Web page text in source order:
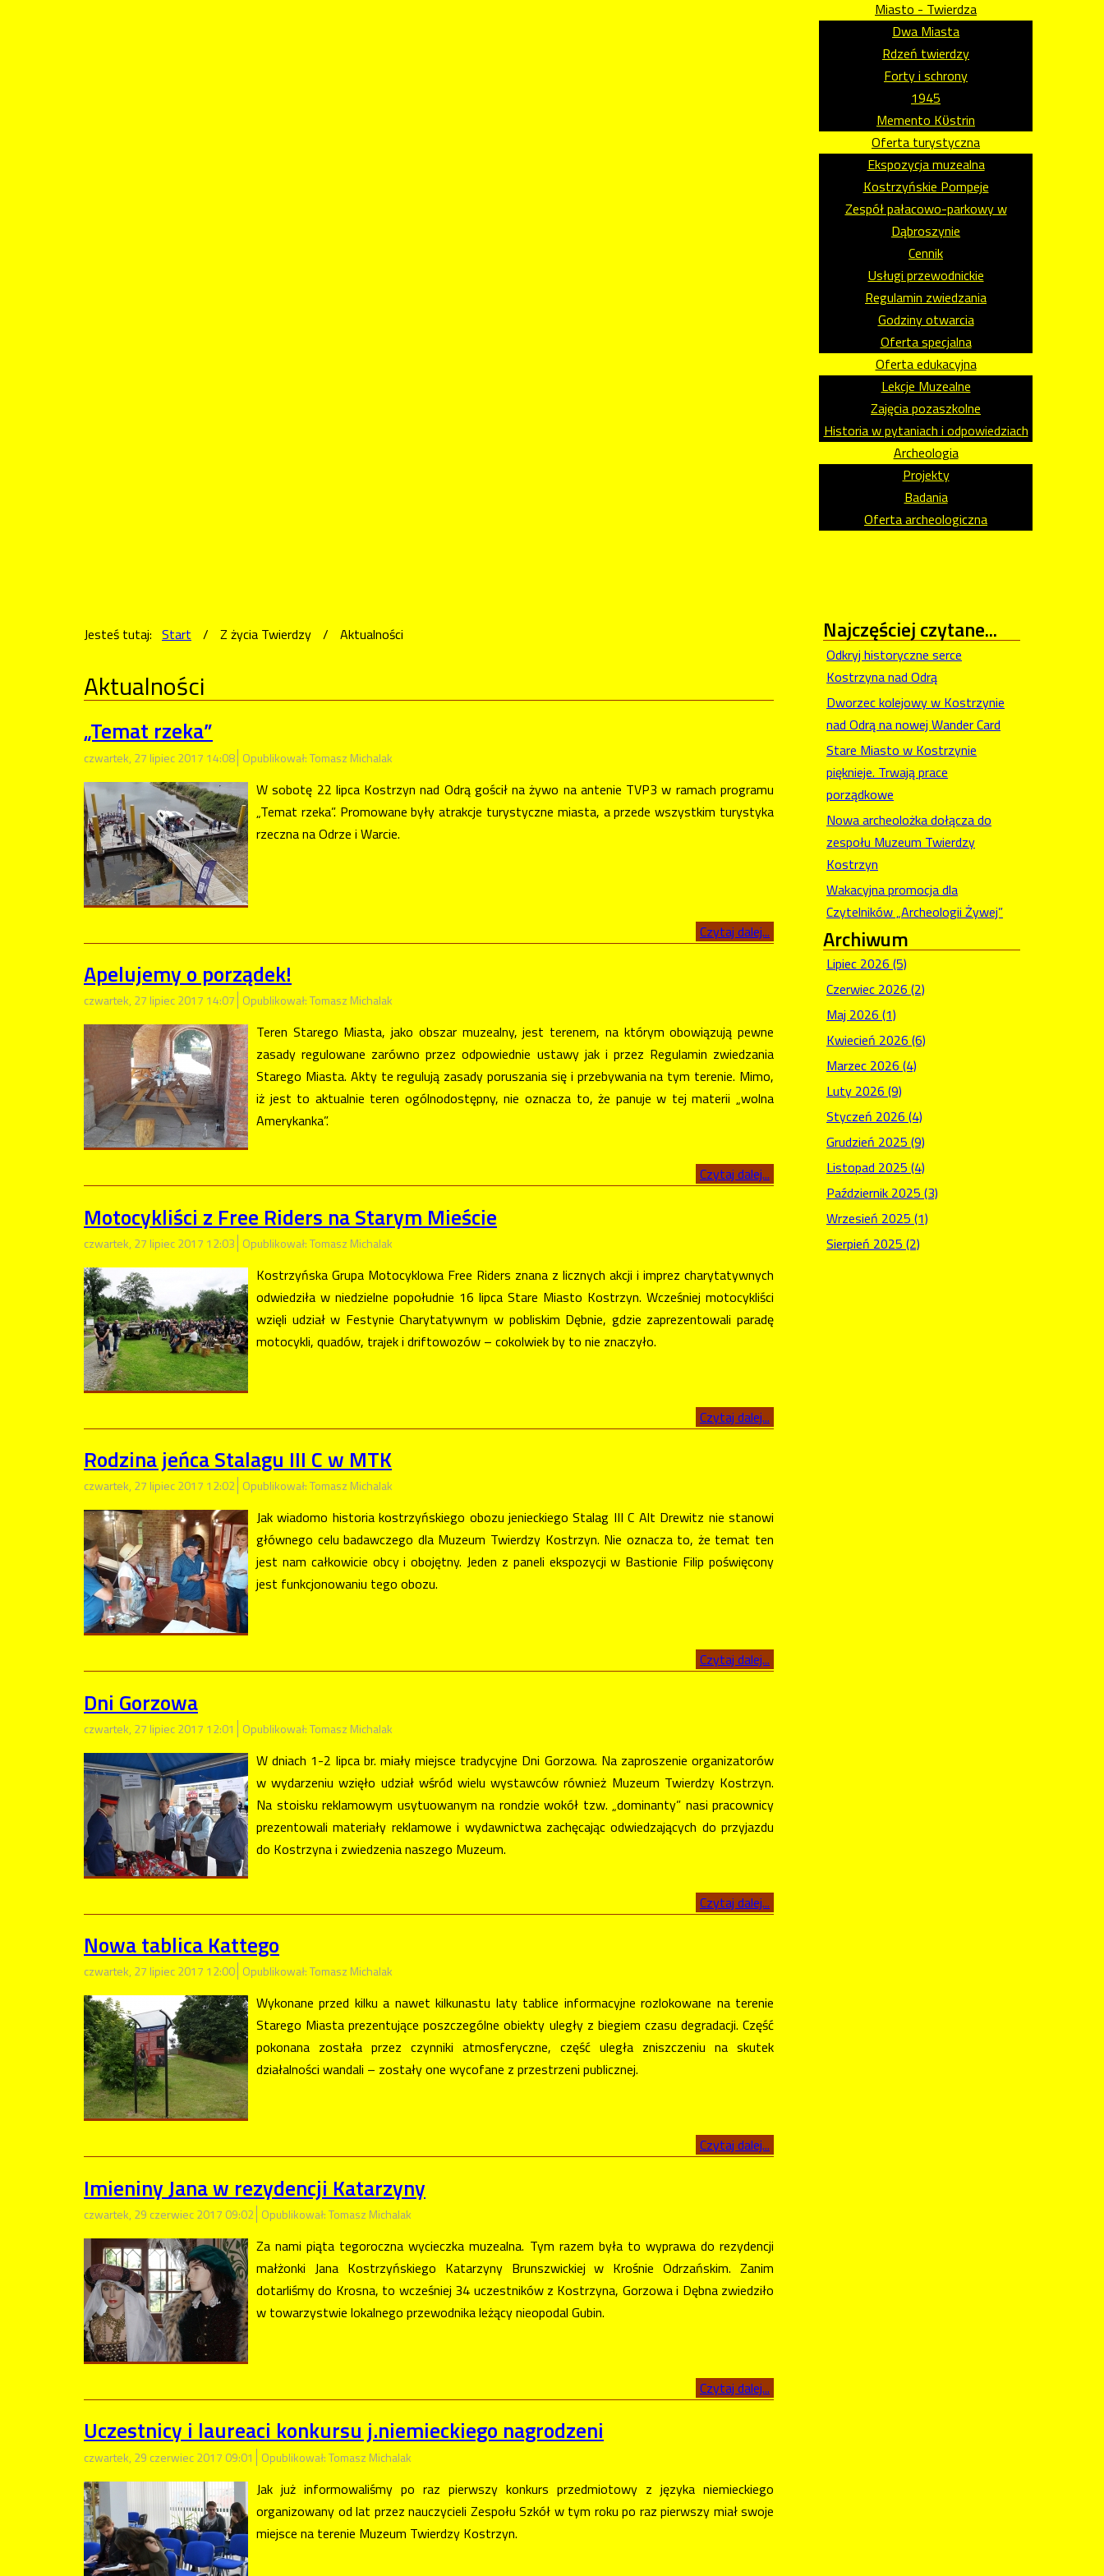
Miasto - Twierdza
Dwa Miasta
Rdzeń twierdzy
Forty i schrony
1945
Memento Kϋstrin
Oferta turystyczna
Ekspozycja muzealna
Kostrzyńskie Pompeje
Zespół pałacowo-parkowy w
Dąbroszynie
Cennik
Usługi przewodnickie
Regulamin zwiedzania
Godziny otwarcia
Oferta specjalna
Oferta edukacyjna
Lekcje Muzealne
Zajęcia pozaszkolne
Historia w pytaniach i odpowiedziach
Archeologia
Projekty
Badania
Oferta archeologiczna
Jesteś tutaj: Start / Z życia Twierdzy / Aktualności
Aktualności
„Temat rzeka”
czwartek, 27 lipiec 2017 14:08 Opublikował: Tomasz Michalak
W sobotę 22 lipca Kostrzyn nad Odrą gościł na żywo na antenie TVP3 w ramach programu
„Temat rzeka”. Promowane były atrakcje turystyczne miasta, a przede wszystkim turystyka
rzeczna na Odrze i Warcie.
Czytaj dalej...
Apelujemy o porządek!
czwartek, 27 lipiec 2017 14:07 Opublikował: Tomasz Michalak
Teren Starego Miasta, jako obszar muzealny, jest terenem, na którym obowiązują pewne
zasady regulowane zarówno przez odpowiednie ustawy jak i przez Regulamin zwiedzania
Starego Miasta. Akty te regulują zasady poruszania się i przebywania na tym terenie. Mimo,
iż jest to aktualnie teren ogólnodostępny, nie oznacza to, że panuje w tej materii „wolna
Amerykanka”.
Czytaj dalej...
Motocykliści z Free Riders na Starym Mieście
czwartek, 27 lipiec 2017 12:03 Opublikował: Tomasz Michalak
Kostrzyńska Grupa Motocyklowa Free Riders znana z licznych akcji i imprez charytatywnych
odwiedziła w niedzielne popołudnie 16 lipca Stare Miasto Kostrzyn. Wcześniej motocykliści
wzięli udział w Festynie Charytatywnym w pobliskim Dębnie, gdzie zaprezentowali paradę
motocykli, quadów, trajek i driftowozów – cokolwiek by to nie znaczyło.
Czytaj dalej...
Rodzina jeńca Stalagu III C w MTK
czwartek, 27 lipiec 2017 12:02 Opublikował: Tomasz Michalak
Jak wiadomo historia kostrzyńskiego obozu jenieckiego Stalag III C Alt Drewitz nie stanowi
głównego celu badawczego dla Muzeum Twierdzy Kostrzyn. Nie oznacza to, że temat ten
jest nam całkowicie obcy i obojętny. Jeden z paneli ekspozycji w Bastionie Filip poświęcony
jest funkcjonowaniu tego obozu.
Czytaj dalej...
Dni Gorzowa
czwartek, 27 lipiec 2017 12:01 Opublikował: Tomasz Michalak
W dniach 1-2 lipca br. miały miejsce tradycyjne Dni Gorzowa. Na zaproszenie organizatorów
w wydarzeniu wzięło udział wśród wielu wystawców również Muzeum Twierdzy Kostrzyn.
Na stoisku reklamowym usytuowanym na rondzie wokół tzw. „dominanty” nasi pracownicy
prezentowali materiały reklamowe i wydawnictwa zachęcając odwiedzających do przyjazdu
do Kostrzyna i zwiedzenia naszego Muzeum.
Czytaj dalej...
Nowa tablica Kattego
czwartek, 27 lipiec 2017 12:00 Opublikował: Tomasz Michalak
Wykonane przed kilku a nawet kilkunastu laty tablice informacyjne rozlokowane na terenie
Starego Miasta prezentujące poszczególne obiekty uległy z biegiem czasu degradacji. Część
pokonana została przez czynniki atmosferyczne, część uległa zniszczeniu na skutek
działalności wandali – zostały one wycofane z przestrzeni publicznej.
Czytaj dalej...
Imieniny Jana w rezydencji Katarzyny
czwartek, 29 czerwiec 2017 09:02 Opublikował: Tomasz Michalak
Za nami piąta tegoroczna wycieczka muzealna. Tym razem była to wyprawa do rezydencji
małżonki Jana Kostrzyńskiego Katarzyny Brunszwickiej w Krośnie Odrzańskim. Zanim
dotarliśmy do Krosna, to wcześniej 34 uczestników z Kostrzyna, Gorzowa i Dębna zwiedziło
w towarzystwie lokalnego przewodnika leżący nieopodal Gubin.
Czytaj dalej...
Uczestnicy i laureaci konkursu j.niemieckiego nagrodzeni
czwartek, 29 czerwiec 2017 09:01 Opublikował: Tomasz Michalak
Jak już informowaliśmy po raz pierwszy konkurs przedmiotowy z języka niemieckiego
organizowany od lat przez nauczycieli Zespołu Szkół w tym roku po raz pierwszy miał swoje
miejsce na terenie Muzeum Twierdzy Kostrzyn.
Najczęściejczytane...
Odkryj historyczne serce
Kostrzyna nad Odrą
Dworzec kolejowy w Kostrzynie
nad Odrą na nowej Wander Card
Stare Miasto w Kostrzynie
pięknieje. Trwają prace
porządkowe
Nowa archeolożka dołącza do
zespołu Muzeum Twierdzy
Kostrzyn
Wakacyjna promocja dla
Czytelników „Archeologii Żywej”
Archiwum
Lipiec 2026 (5)
Czerwiec 2026 (2)
Maj 2026 (1)
Kwiecień 2026 (6)
Marzec 2026 (4)
Luty 2026 (9)
Styczeń 2026 (4)
Grudzień 2025 (9)
Listopad 2025 (4)
Październik 2025 (3)
Wrzesień 2025 (1)
Sierpień 2025 (2)